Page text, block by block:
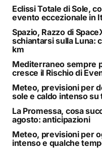
Eclissi Totale di Sole,
evento eccezionale in
Spazio, Razzo di
schiantarsi sulla Luna:
km
Mediterraneo sempre
cresce il Rischio di
Meteo, previsioni per
sole e caldo intenso su
La Promessa, cosa
agosto: anticipazioni
Meteo, previsioni per
intenso e qualche